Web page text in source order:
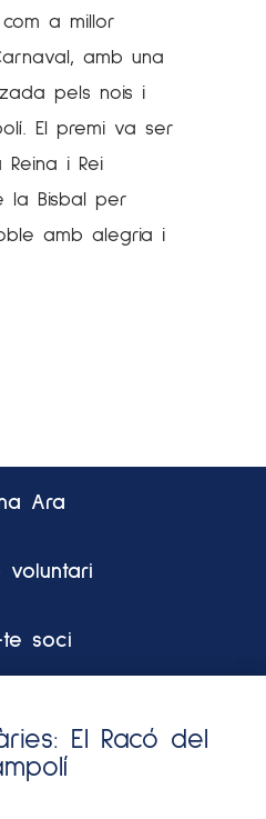
a millor
amb una
pels nois i
El premi va ser
i Rei
la Bisbal per
amb alegria i
Ara
voluntari
te soci
El Racó del